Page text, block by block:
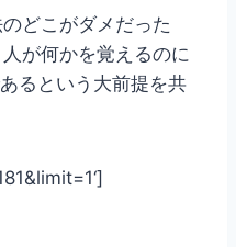
どこがダメだった
が何かを覚えるのに
るという大前提を共
‘]